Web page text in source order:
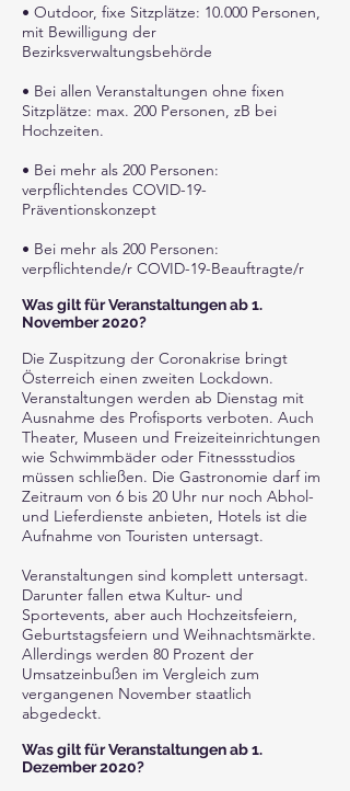
• Outdoor, fixe Sitzplätze: 10.000 Personen,
mit Bewilligung der
Bezirksverwaltungsbehörde
• Bei allen Veranstaltungen ohne fixen
Sitzplätze: max. 200 Personen, zB bei
Hochzeiten.
• Bei mehr als 200 Personen:
verpflichtendes COVID-19-
Präventionskonzept
• Bei mehr als 200 Personen:
verpflichtende/r COVID-19-Beauftragte/r
Was gilt für Veranstaltungen ab 1.
November 2020?
Die Zuspitzung der Coronakrise bringt
Österreich einen zweiten Lockdown.
Veranstaltungen werden ab Dienstag mit
Ausnahme des Profisports verboten. Auch
Theater, Museen und Freizeiteinrichtungen
wie Schwimmbäder oder Fitnessstudios
müssen schließen. Die Gastronomie darf im
Zeitraum von 6 bis 20 Uhr nur noch Abhol-
und Lieferdienste anbieten, Hotels ist die
Aufnahme von Touristen untersagt.
Veranstaltungen sind komplett untersagt.
Darunter fallen etwa Kultur- und
Sportevents, aber auch Hochzeitsfeiern,
Geburtstagsfeiern und Weihnachtsmärkte.
Allerdings werden 80 Prozent der
Umsatzeinbußen im Vergleich zum
vergangenen November staatlich
abgedeckt.
Was gilt für Veranstaltungen ab 1.
Dezember 2020?